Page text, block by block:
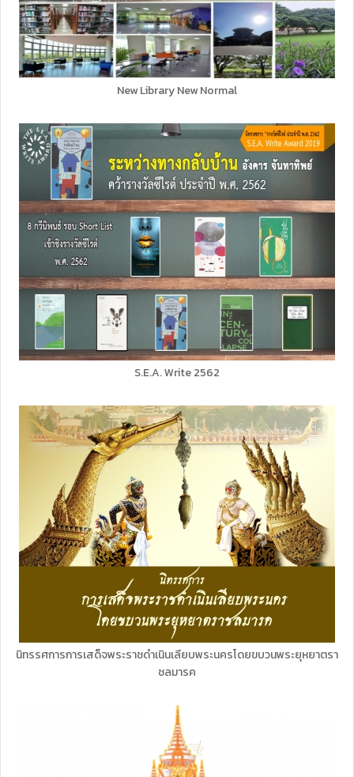
New Library New Normal
S.E.A. Write 2562
นิทรรศการการเสด็จพระราชดำเนินเลียบพระนครโดยขบวนพระยุหยาตรา
ชลมารค